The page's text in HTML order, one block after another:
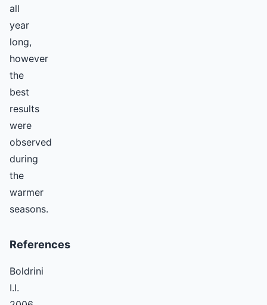
all
year
long,
however
the
best
results
were
observed
during
the
warmer
seasons.
References
Boldrini
I.I.